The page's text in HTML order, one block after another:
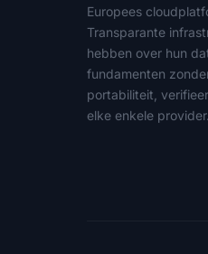
Europees
Transparante
hebben over hun
fundamenten
portabiliteit,
elke enkele provider.